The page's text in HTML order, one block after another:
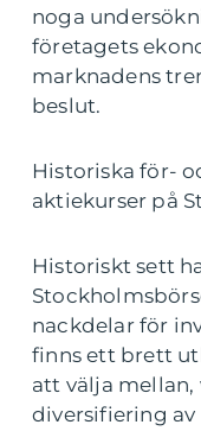
noga
företagets
marknadens
beslut.
Historiska för-
aktiekurser på
Historiskt sett
nackdelar för
finns ett brett
att välja
diversifiering av